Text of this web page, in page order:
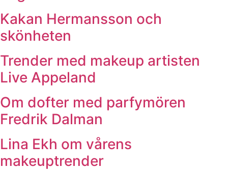
Kakan Hermansson och
skönheten
Trender med makeup artisten
Live Appeland
Om dofter med parfymören
Fredrik Dalman
Lina Ekh om vårens
makeuptrender